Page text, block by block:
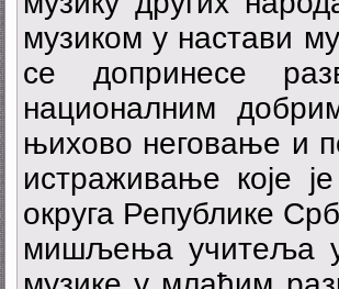
музиком у настави
се допринесе
националним
њихово неговање и
истраживање које
округа Републике
мишљења учитеља у